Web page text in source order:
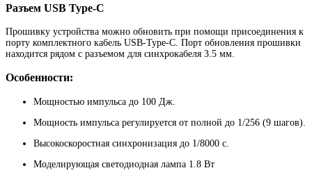
Разъем USB Type-C
Прошивку устройства можно обновить при помощи присоединения к
порту комплектного кабель USB-Type-C. Порт обновления прошивки
находится рядом с разъемом для синхрокабеля 3.5 мм.
Особенности:
Мощностью импульса до 100 Дж.
Мощность импульса регулируется от полной до 1/256 (9 шагов).
Высокоскоростная синхронизация до 1/8000 с.
Моделирующая светодиодная лампа 1.8 Вт